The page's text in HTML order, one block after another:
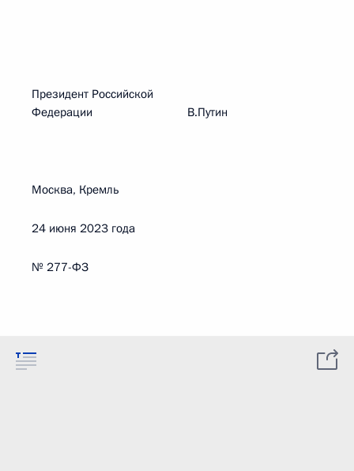
Президент Российской
Федерации В.Путин
Москва, Кремль
24 июня 2023 года
№ 277-ФЗ